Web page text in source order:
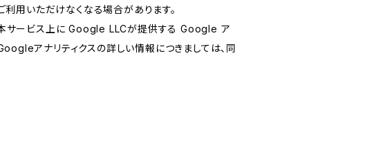
用いただけなくなる場合があります。
本サービス上に Google LLCが提供する Google ア
アナリティクスの詳しい情報につきましては、同